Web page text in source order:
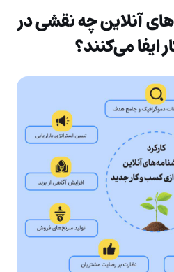
آنلاین چه نقشی در
ایفا می‌کنند؟